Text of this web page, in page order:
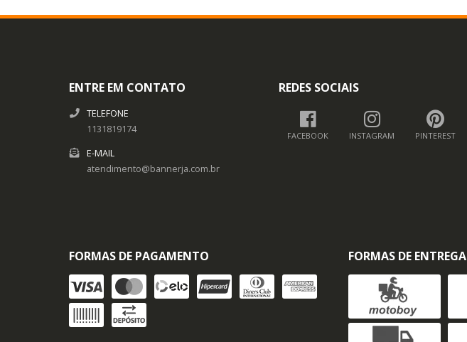
ENTRE EM CONTATO
TELEFONE
1131819174
E-MAIL
atendimento@bannerja.com.br
REDES SOCIAIS
FACEBOOK INSTAGRAM PINTEREST
FORMAS DE PAGAMENTO FORMAS DE ENTREGA